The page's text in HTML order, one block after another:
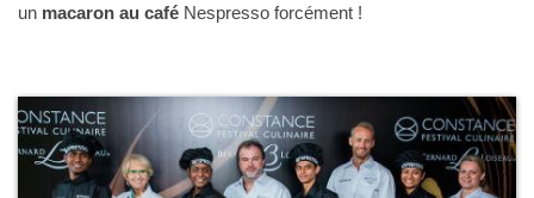
un macaron au café Nespresso forcément !